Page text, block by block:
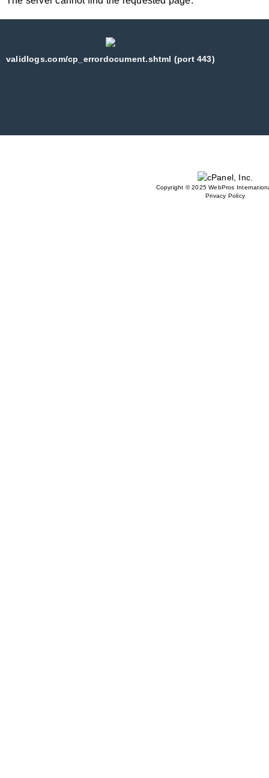
validlogs.com/cp_errordocument.shtml (port 443)
Copyright © 2025 WebPros
Privacy Policy